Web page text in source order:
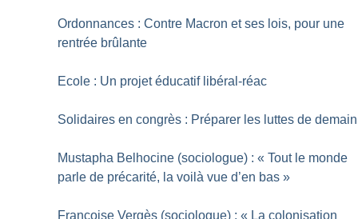
Ordonnances : Contre Macron et ses lois, pour une
rentrée brûlante
Ecole : Un projet éducatif libéral-réac
Solidaires en congrès : Préparer les luttes de demain
Mustapha Belhocine (sociologue) : « Tout le monde
parle de précarité, la voilà vue d’en bas »
Françoise Vergès (sociologue) : « La colonisation